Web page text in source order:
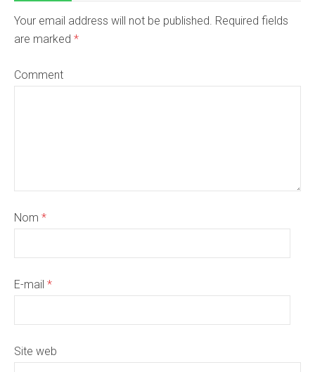
Your email address will not be published. Required fields
are marked *
Comment
Nom *
E-mail *
Site web